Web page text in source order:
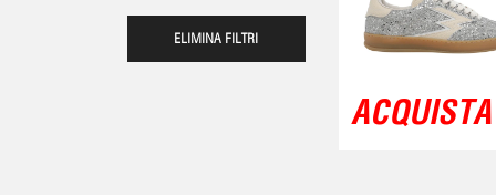
ELIMINA FILTRI